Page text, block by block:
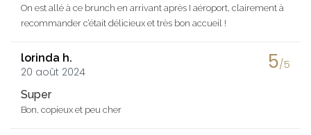
On est allé à ce brunch en arrivant après I aéroport, clairement à
recommander c’était délicieux et très bon accueil !
lorinda h.
20 août 2024 5/5
Super
Bon, copieux et peu cher